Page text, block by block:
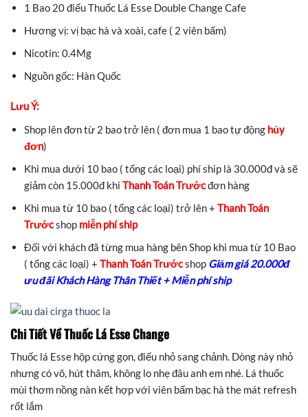
1 Bao 20 điếu Thuốc Lá Esse Double Change Cafe
Hương vị: vị bạc hà và xoài, cafe ( 2 viên bấm)
Nicotin: 0.4Mg
Nguồn gốc: Hàn Quốc
Lưu Ý:
Shop lên đơn từ 2 bao trở lên ( đơn mua 1 bao tự động hủy
đơn)
Khi mua dưới 10 bao ( tổng các loại) phí ship là 30.000đ và sẽ
giảm còn 15.000đ khi Thanh Toán Trướcđơn hàng
Khi mua từ 10 bao ( tổng các loại) trở lên + Thanh Toán
Trướcshopmiễn phí ship
Đối với khách đã từng mua hàng bên Shop khi mua từ 10 Bao
( tổng các loại) + Thanh Toán Trướcshop Giảm giá 20.000đ
ưu đãi Khách Hàng Thân Thiết + Miễn phí ship
Chi Tiết Về Thuốc Lá Esse Change
Thuốc lá Esse hộp cứng gọn, điếu nhỏ sang chảnh. Dòng này nhỏ
nhưng có võ, hút thâm, không lo nhẹ đâu anh em nhé. Lá thuốc
mùi thơm nồng nàn kết hợp với viên bấm bạc hà the mát refresh
rốt lắm